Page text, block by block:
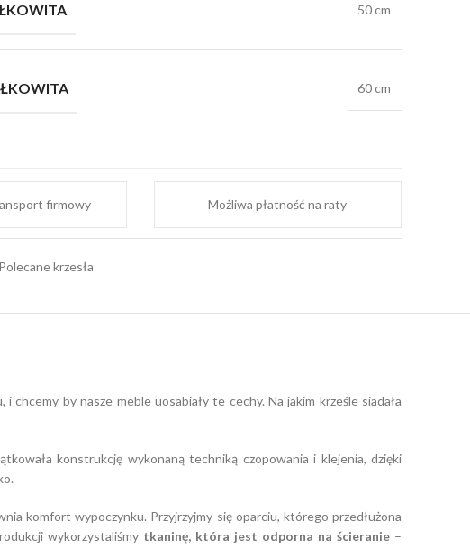
50 cm
60 cm
firmowy Możliwa płatność na raty
Polecane krzesła
by nasze meble uosabiały te cechy. Na jakim krześle siadała
konstrukcję wykonaną techniką czopowania i klejenia, dzięki
komfort wypoczynku. Przyjrzyjmy się oparciu, którego przedłużona
wykorzystaliśmy tkaninę, która jest odporna na ścieranie –